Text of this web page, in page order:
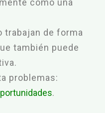
como una
trabajan de forma
también puede
problemas:
.